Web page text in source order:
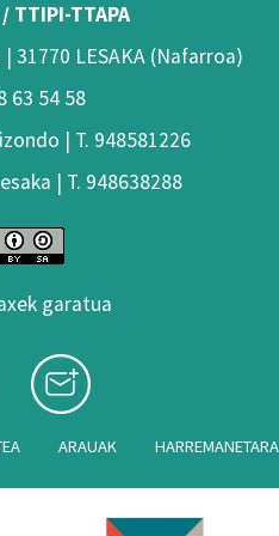
/ TTIPI-TTAPA
31770 LESAKA (Nafarroa)
63 54 58
| T. 948581226
| T. 948638288
garatua
ARAUAK